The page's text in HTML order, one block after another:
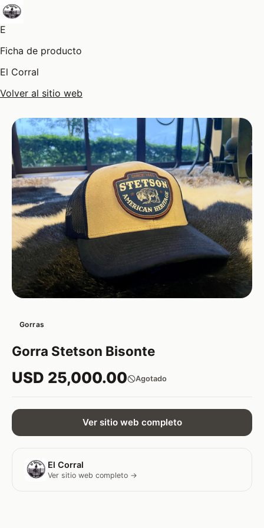
E
Ficha de producto
El Corral
Volver al sitio web
Gorras
Gorra Stetson Bisonte
USD 25,000.00 Agotado
Ver sitio web completo
El Corral
Ver sitio web completo →